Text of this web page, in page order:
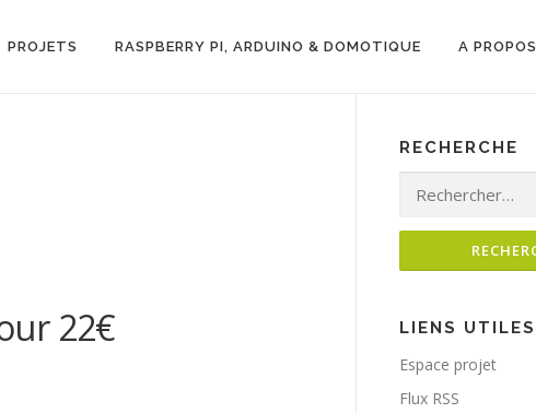
PROJETS RASPBERRY PI, ARDUINO & DOMOTIQUE A PROPOS
22€
RECHERCHE
Rechercher :
LIENS UTILES
Espace projet
Flux RSS